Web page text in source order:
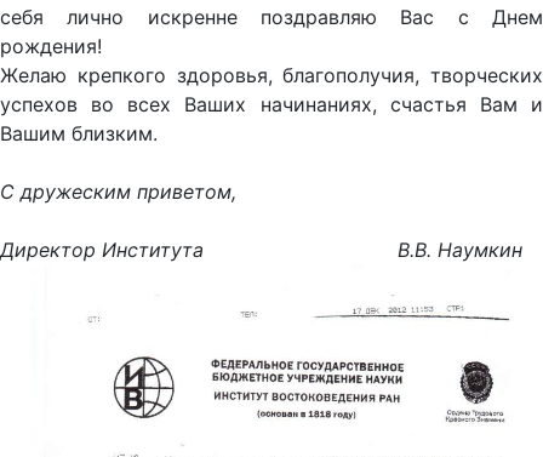
себя лично искренне поздравляю Вас с Днем
рождения!
Желаю крепкого здоровья, благополучия, творческих
успехов во всех Ваших начинаниях, счастья Вам и
Вашим близким.
С дружеским приветом,
Директор Института В.В. Наумкин